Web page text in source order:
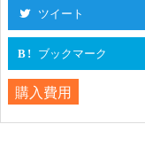
ツイート
B! ブックマーク
購入費用